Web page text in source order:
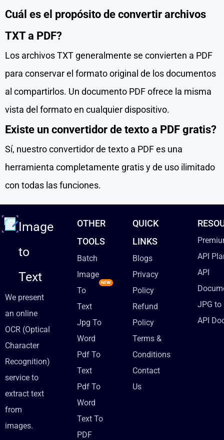
Cuál es el propósito de convertir archivos
TXT a PDF?
Los archivos TXT generalmente se convierten a PDF
para conservar el formato original de los documentos
al compartirlos. Un documento PDF ofrece la misma
vista del formato en cualquier dispositivo.
Existe un convertidor de texto a PDF gratis?
Sí, nuestro convertidor de texto a PDF es una
herramienta completamente gratis y de uso ilimitado
con todas las funciones.
Image
to
Text
We present
an online
OCR (Optical
Character
Recognition)
service to
extract text
from
images.
OTHER
TOOLS
Batch
Image
To
Text
Jpg To
Word
Pdf To
Text
Pdf To
Word
Text To
PDF
QUICK
LINKS
Blogs
Privacy
Policy
Refund
Policy
Terms &
Conditions
Contact
Us
API
API
JPG to
API